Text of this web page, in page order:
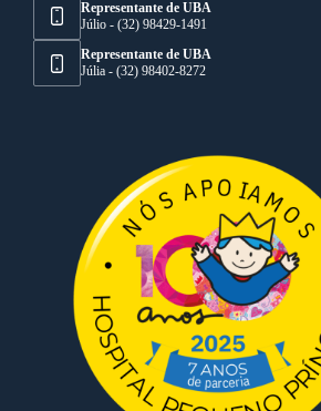
Representante de UBA
Júlio - (32) 98429-1491
Representante de UBA
Júlia - (32) 98402-8272